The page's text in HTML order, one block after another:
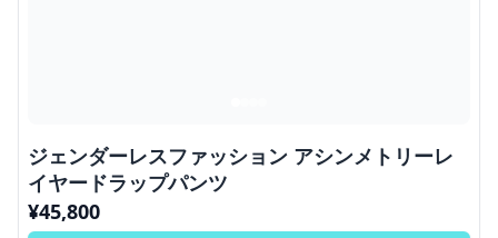
ジェンダーレスファッション アシンメトリーレ
イヤードラップパンツ
¥45,800